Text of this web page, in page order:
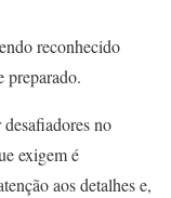
reconhecido
preparado.
no
exigem é
aos detalhes e,